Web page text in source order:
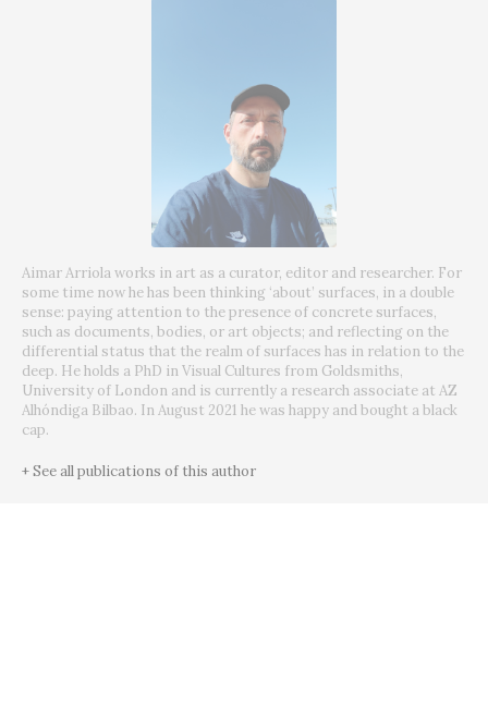
Aimar Arriola works in art as a curator, editor and researcher. For
some time now he has been thinking ‘about’ surfaces, in a double
sense: paying attention to the presence of concrete surfaces,
such as documents, bodies, or art objects; and reflecting on the
differential status that the realm of surfaces has in relation to the
deep. He holds a PhD in Visual Cultures from Goldsmiths,
University of London and is currently a research associate at AZ
Alhóndiga Bilbao. In August 2021 he was happy and bought a black
cap.
+ See all publications of this author